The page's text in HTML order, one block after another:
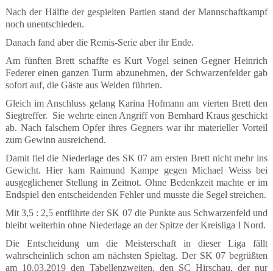
Nach der Hälfte der gespielten Partien stand der Mannschaftkampf
noch unentschieden.
Danach fand aber die Remis-Serie aber ihr Ende.
Am fünften Brett schaffte es Kurt Vogel seinen Gegner Heinrich
Federer einen ganzen Turm abzunehmen, der Schwarzenfelder gab
sofort auf, die Gäste aus Weiden führten.
Gleich im Anschluss gelang Karina Hofmann am vierten Brett den
Siegtreffer. Sie wehrte einen Angriff von Bernhard Kraus geschickt
ab. Nach falschem Opfer ihres Gegners war ihr materieller Vorteil
zum Gewinn ausreichend.
Damit fiel die Niederlage des SK 07 am ersten Brett nicht mehr ins
Gewicht. Hier kam Raimund Kampe gegen Michael Weiss bei
ausgeglichener Stellung in Zeitnot. Ohne Bedenkzeit machte er im
Endspiel den entscheidenden Fehler und musste die Segel streichen.
Mit 3,5 : 2,5 entführte der SK 07 die Punkte aus Schwarzenfeld und
bleibt weiterhin ohne Niederlage an der Spitze der Kreisliga I Nord.
Die Entscheidung um die Meisterschaft in dieser Liga fällt
wahrscheinlich schon am nächsten Spieltag. Der SK 07 begrüßten
am 10.03.2019 den Tabellenzweiten, den SC Hirschau, der nur